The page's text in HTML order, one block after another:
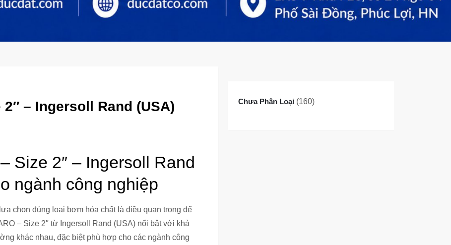
– Ingersoll Rand (USA)
Size 2″ – Ingersoll Rand
ngành công nghiệp
chọn đúng loại bơm hóa chất là điều quan trọng để
– Size 2″ từ Ingersoll Rand (USA) nổi bật với khả
khác nhau, đặc biệt phù hợp cho các ngành công
Chưa Phân Loại 160160